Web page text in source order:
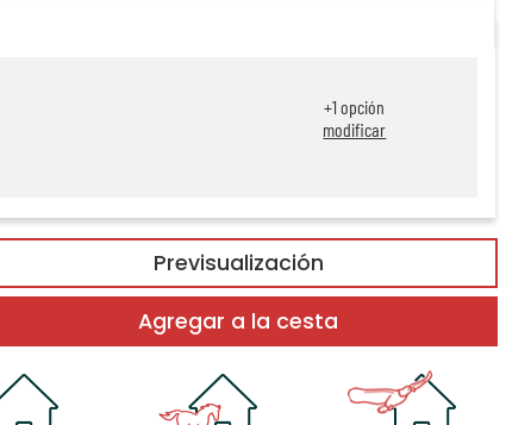
+1opción
modificar
Previsualización
Agregar a la cesta